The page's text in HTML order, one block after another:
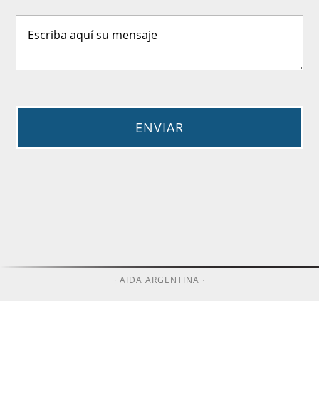
· AIDA ARGENTINA ·